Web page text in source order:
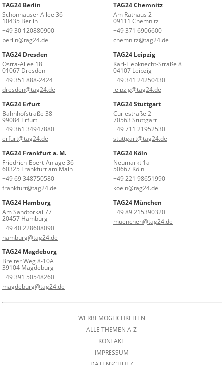
TAG24 Berlin
Schönhauser Allee 36
10435 Berlin
+49 30 120880900
berlin@tag24.de
TAG24 Chemnitz
Am Rathaus 2
09111 Chemnitz
+49 371 6906600
chemnitz@tag24.de
TAG24 Dresden
Ostra-Allee 18
01067 Dresden
+49 351 888-2424
dresden@tag24.de
TAG24 Leipzig
Karl-Liebknecht-Straße 8
04107 Leipzig
+49 341 24250430
leipzig@tag24.de
TAG24 Erfurt
Bahnhofstraße 38
99084 Erfurt
+49 361 34947880
erfurt@tag24.de
TAG24 Stuttgart
Curiestraße 2
70563 Stuttgart
+49 711 21952530
stuttgart@tag24.de
TAG24 Frankfurt a. M.
Friedrich-Ebert-Anlage 36
60325 Frankfurt am Main
+49 69 348750580
frankfurt@tag24.de
TAG24 Köln
Neumarkt 1a
50667 Köln
+49 221 98651990
koeln@tag24.de
TAG24 Hamburg
Am Sandtorkai 77
20457 Hamburg
+49 40 228608090
hamburg@tag24.de
TAG24 München
+49 89 215390320
muenchen@tag24.de
TAG24 Magdeburg
Breiter Weg 8-10A
39104 Magdeburg
+49 391 50548260
magdeburg@tag24.de
WERBEMÖGLICHKEITEN
ALLE THEMEN A-Z
KONTAKT
IMPRESSUM